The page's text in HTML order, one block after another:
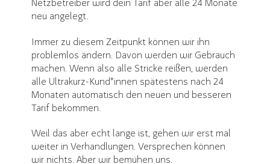
neu angelegt.
Immer zu diesem Zeitpunkt können wir ihn
problemlos ändern. Davon werden wir Gebrauch
machen. Wenn also alle Stricke reißen, werden
alle Ultrakurz-Kund*innen spätestens nach 24
Monaten automatisch den neuen und besseren
Tarif bekommen.
Weil das aber echt lange ist, gehen wir erst mal
weiter in Verhandlungen. Versprechen können
wir nichts. Aber wir bemühen uns.